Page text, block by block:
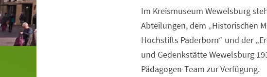
Im Kreismuseum Wewelsburg
Abteilungen, dem „Historischen
Hochstifts Paderborn“ und der
und Gedenkstätte Wewelsburg
Pädagogen-Team zur Verfügung.